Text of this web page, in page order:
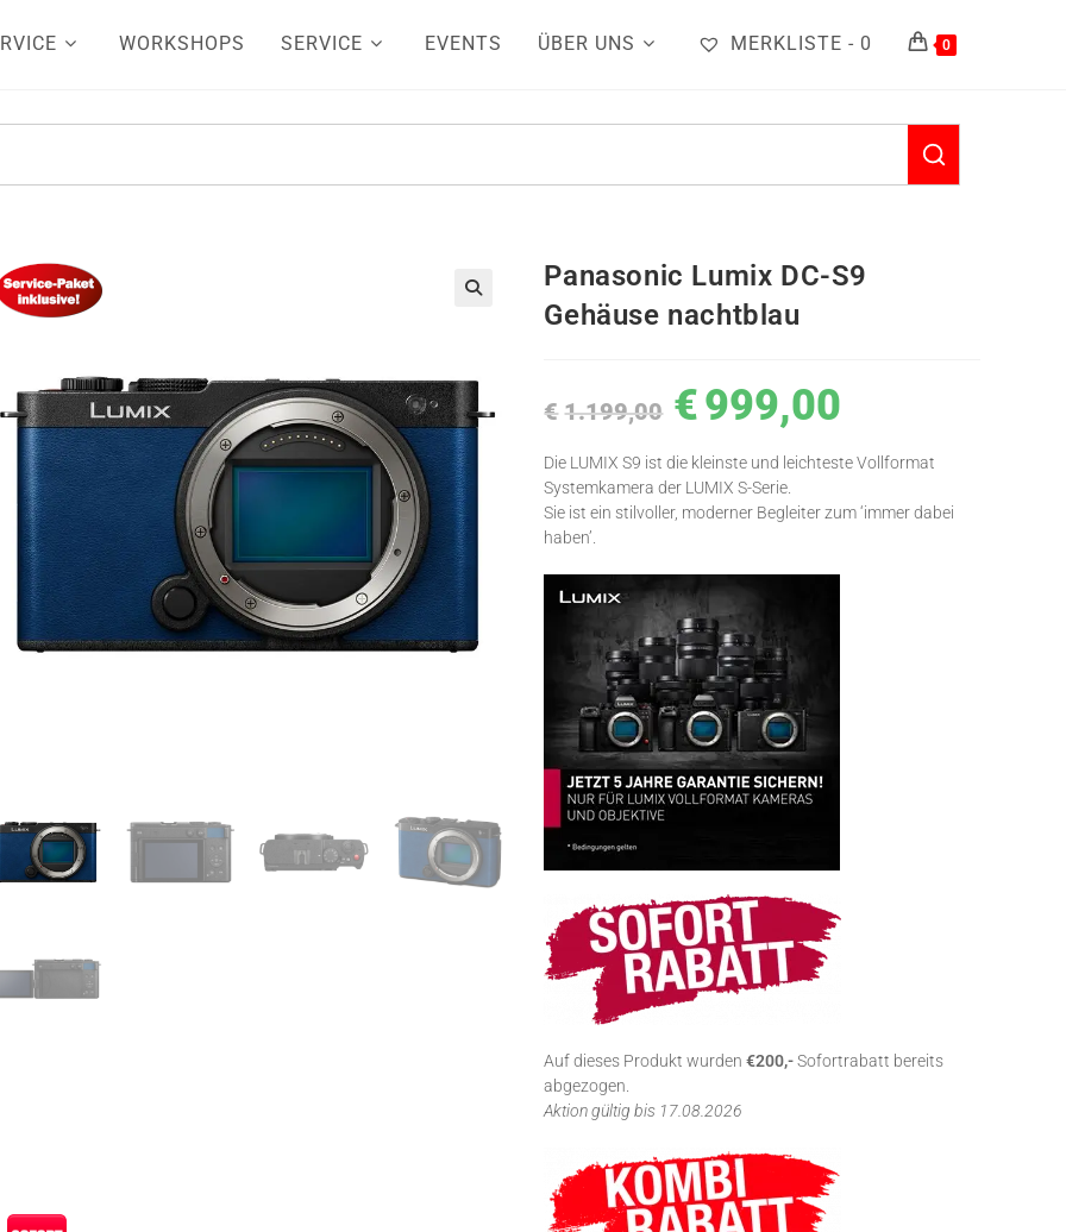
WORKSHOPS SERVICE EVENTS ÜBER UNS MERKLISTE - 0 0
Panasonic Lumix DC-S9
Gehäuse nachtblau
€ 1.199,00 €999,00
Die LUMIX S9 ist die kleinste und leichteste Vollformat
Systemkamera der LUMIX S-Serie.
Sie ist ein stilvoller, moderner Begleiter zum ‘immer dabei
haben’.
Auf dieses Produkt wurden€200,-Sofortrabatt bereits
abgezogen.
Aktion gültig bis 17.08.2026